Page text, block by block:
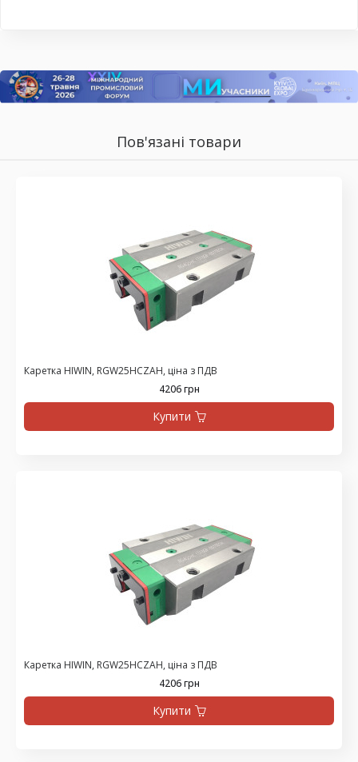
Пов'язані товари
Каретка HIWIN, RGW25HCZAH, ціна з ПДВ
4206 грн
Купити
Каретка HIWIN, RGW25HCZAH, ціна з ПДВ
4206 грн
Купити